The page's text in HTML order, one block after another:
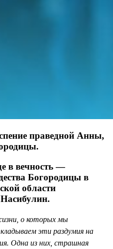
праведной Анны,
в вечность —
Богородицы в
области
о которых мы
эти раздумия на
Одна из них, страшная